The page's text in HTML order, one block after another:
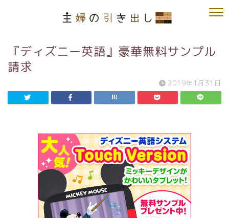
『ディズニー英語』豪華無料サンプル
請求
2019年1月31日